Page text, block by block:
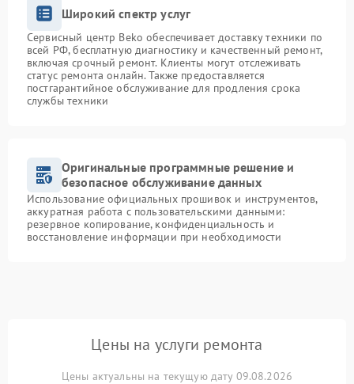
Широкий спектр услуг
Сервисный центр Beko обеспечивает доставку техники по
всей РФ, бесплатную диагностику и качественный ремонт,
включая срочный ремонт. Клиенты могут отслеживать
статус ремонта онлайн. Также предоставляется
постгарантийное обслуживание для продления срока
службы техники
Оригинальные программные решение и
безопасное обслуживание данных
Использование официальных прошивок и инструментов,
аккуратная работа с пользовательскими данными:
резервное копирование, конфиденциальность и
восстановление информации при необходимости
Цены на услуги ремонта
Цены актуальны на текущую дату 09.08.2026